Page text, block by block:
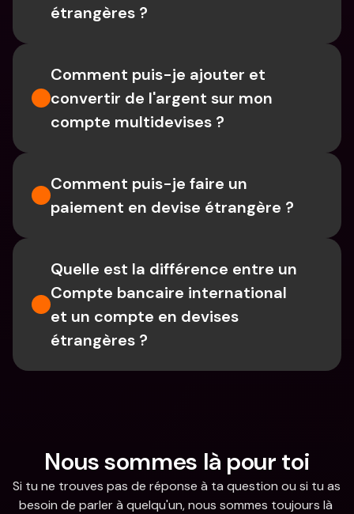
étrangères ?
Comment puis-je ajouter et
convertir de l'argent sur mon
compte multidevises ?
Comment puis-je faire un
paiement en devise étrangère ?
Quelle est la différence entre un
Compte bancaire international
et un compte en devises
étrangères ?
Nous sommes là pour toi
Si tu ne trouves pas de réponse à ta question ou si tu as
besoin de parler à quelqu'un, nous sommes toujours là